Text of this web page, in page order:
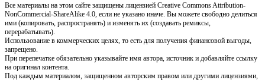
Все материалы на этом сайте защищены лицензией Creative Commons Attribution-
NonCommercial-ShareAlike 4.0, если не указано иначе. Вы можете свободно делиться
ими (копировать, распространять) и изменять их (создавать ремиксы,
перерабатывать).
Использование в коммерческих целях, то есть для получения финансовой выгоды,
запрещено.
При перепечатке обязательно указывайте имя автора, источник и добавляйте ссылку
на оригинал контента.
Под каждым материалом, защищенном авторским правом или другими лицензиями,